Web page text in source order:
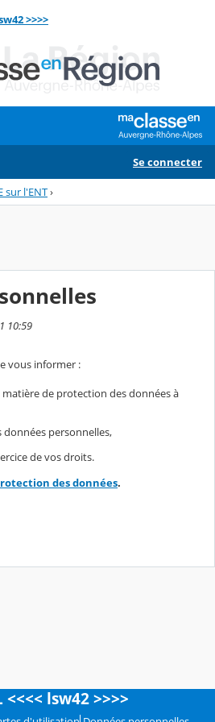
>>>>
Se connecter
sur l'ENT›
10:59
vous informer :
matière de protection des données à
personnelles,
de vos droits.
des données.
<<<< lsw42 >>>>